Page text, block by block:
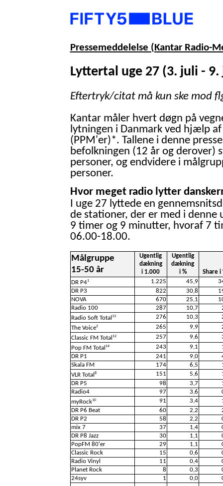
Pressemeddelelse (Kantar Radio-
Lyttertal uge 27 (3. juli -
Eftertryk/citat må kun ske mod
Kantar måler hvert døgn på
lytningen i Danmark ved hjælp
(PPM'er)*. Tallene i denne
befolkningen (12 år og derover)
personer, og endvidere i
personer.
Hvor meget radio lytter
I uge 27 lyttede en
de stationer, der er med i denne
9 timer og 9 minutter, hvoraf 7
06.00-18.00.
Målgruppe
15-50 år
Ugentlig
dækning
i 1.000
Ugentlig
dækning
i %
Share i
DR P41 1.225 45,9
DR P3
822 30,8
NOVA
670 25,1
Radio 100
287 10,7
Radio Soft Total 13 276 10,3
The Voice2 265 9,9
Classic FM Total 12 257 9,6
Pop FM Total 14 243 9,1
DR P1
241 9,0
Skala FM
174 6,5
VLR Total 8 151 5,6
DR P5
98 3,7
Radio4
97 3,6
myRock10 91 3,4
DR P6 Beat
60 2,2
DR P2
58 2,2
mix 7
37 1,4
DR P8 Jazz
30 1,1
PopFM 80'er
29 1,1
Classic Rock
15 0,6
Radio Vinyl
11 0,4
Planet Rock
8 0,3
24syv
1 0,0